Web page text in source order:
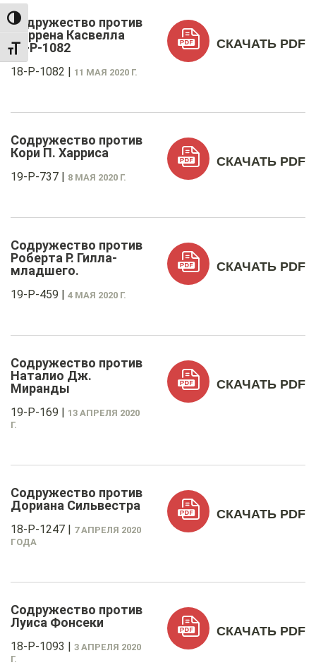
TOGGLE HIGH CONTRAST
TOGGLE FONT SIZE
Содружество против
Даррена Касвелла
18-P-1082
18-P-1082 | 11 МАЯ 2020 Г.
СКАЧАТЬ PDF
Содружество против
Кори П. Харриса
19-P-737 | 8 МАЯ 2020 Г.
СКАЧАТЬ PDF
Содружество против
Роберта Р. Гилла-
младшего.
19-P-459 | 4 МАЯ 2020 Г.
СКАЧАТЬ PDF
Содружество против
Наталио Дж.
Миранды
19-P-169 | 13 АПРЕЛЯ 2020
Г.
СКАЧАТЬ PDF
Содружество против
Дориана Сильвестра
18-P-1247 | 7 АПРЕЛЯ 2020
ГОДА
СКАЧАТЬ PDF
Содружество против
Луиса Фонсеки
18-P-1093 | 3 АПРЕЛЯ 2020
Г.
СКАЧАТЬ PDF